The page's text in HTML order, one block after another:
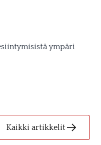
ympäri
Kaikki artikkelit